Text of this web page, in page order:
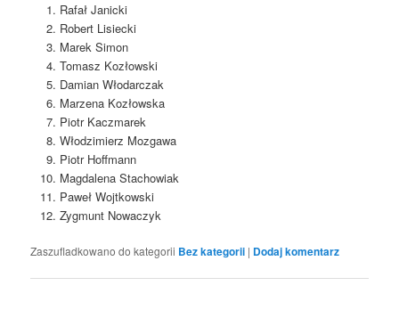
Rafał Janicki
Robert Lisiecki
Marek Simon
Tomasz Kozłowski
Damian Włodarczak
Marzena Kozłowska
Piotr Kaczmarek
Włodzimierz Mozgawa
Piotr Hoffmann
Magdalena Stachowiak
Paweł Wojtkowski
Zygmunt Nowaczyk
Zaszufladkowano do kategorii Bez kategorii | Dodaj komentarz